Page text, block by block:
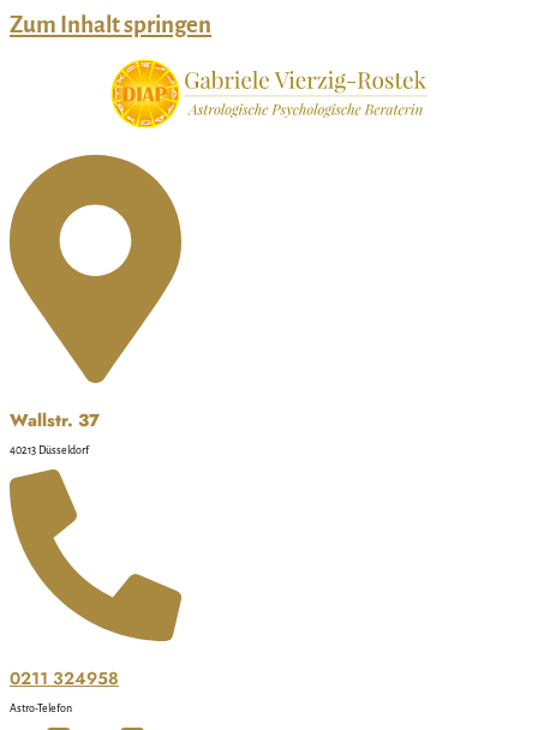
Zum Inhalt springen
Wallstr. 37
40213 Düsseldorf
0211 324958
Astro-Telefon